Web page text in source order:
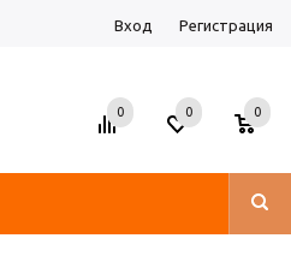
Вход Регистрация
0 0 0